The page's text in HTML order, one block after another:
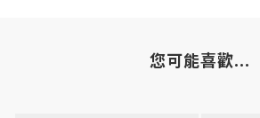
您可能喜歡...